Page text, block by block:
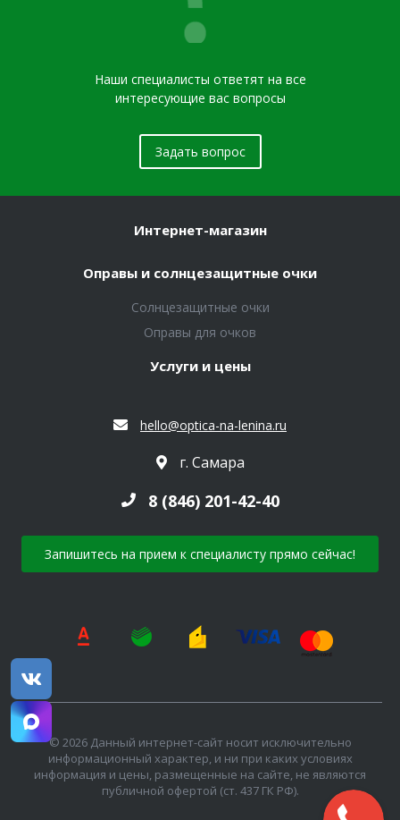
Наши специалисты ответят на все
интересующие вас вопросы
Задать вопрос
Интернет-магазин
Оправы и солнцезащитные очки
Солнцезащитные очки
Оправы для очков
Услуги и цены
hello@optica-na-lenina.ru
г. Самара
8 (846) 201-42-40
Запишитесь на прием к специалисту прямо сейчас!
© 2026 Данный интернет-сайт носит исключительно
информационный характер, и ни при каких условиях
информация и цены, размещенные на сайте, не являются
публичной офертой (ст. 437 ГК РФ).